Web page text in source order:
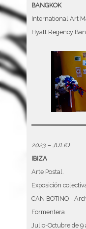
BANGKOK
International Art
Hyatt Regency
2023 – JULIO
IBIZA
Arte Postal.
Exposición
CAN BOTINO -
Formentera
Julio-Octubre de 9